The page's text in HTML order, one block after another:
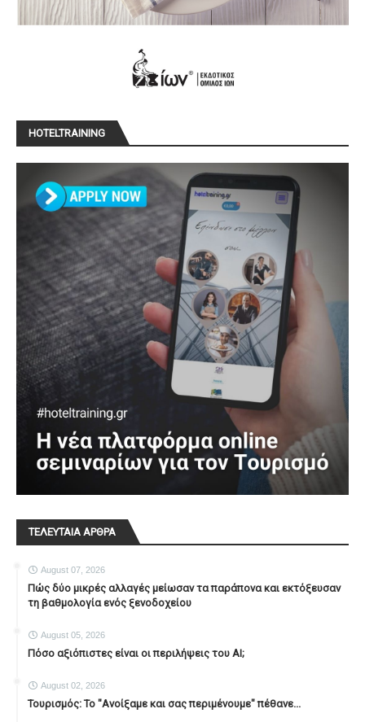
HOTELTRAINING
ΤΕΛΕΥΤΑΙΑ ΑΡΘΡΑ
August 07, 2026
Πώς δύο μικρές αλλαγές μείωσαν τα παράπονα και εκτόξευσαν
τη βαθμολογία ενός ξενοδοχείου
August 05, 2026
Πόσο αξιόπιστες είναι οι περιλήψεις του ΑΙ;
August 02, 2026
Τουρισμός: Το "Ανοίξαμε και σας περιμένουμε" πέθανε...